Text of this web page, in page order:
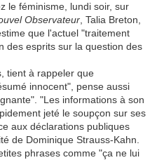
le féminisme, lundi soir, sur
Observateur , Talia Breton,
que l'actuel "traitement
des esprits sur la question des
tient à rappeler que
innocent", pense aussi
"Les informations à son
jeté le soupçon sur ses
aux déclarations publiques
de Dominique Strauss-Kahn.
phrases comme "ça ne lui